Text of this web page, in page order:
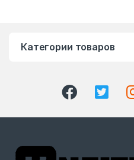
Категории товаров